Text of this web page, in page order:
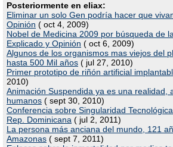
Posteriormente en eliax:
Eliminar un solo Gen podría hacer que
Opinión ( oct 4, 2009)
Nobel de Medicina 2009 por búsqueda de
Explicado y Opinión ( oct 6, 2009)
Algunos de los organismos mas viejos del
hasta 500 Mil años ( jul 27, 2010)
Primer prototipo de riñón artificial
2010)
Animación Suspendida ya es una realidad,
humanos ( sept 30, 2010)
Conferencia sobre Singularidad
Rep. Dominicana ( jul 2, 2011)
La persona más anciana del mundo, 121
Amazonas ( sept 7, 2011)